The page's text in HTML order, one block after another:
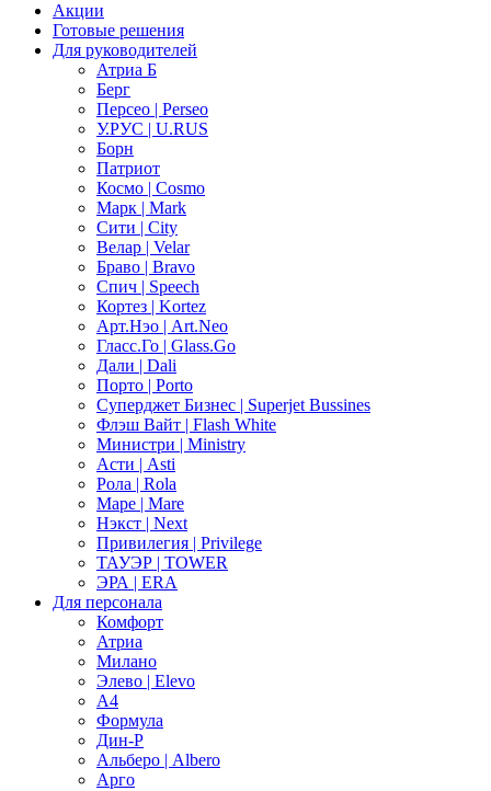
Акции
Готовые решения
Для руководителей
Атриа Б
Берг
Персео | Perseo
У.РУС | U.RUS
Борн
Патриот
Космо | Cosmo
Марк | Mark
Сити | City
Велар | Velar
Браво | Bravo
Спич | Speech
Кортез | Kortez
Арт.Нэо | Art.Neo
Гласс.Го | Glass.Go
Дали | Dali
Порто | Porto
Суперджет Бизнес | Superjet Bussines
Флэш Вайт | Flash White
Министри | Ministry
Асти | Asti
Рола | Rola
Маре | Mare
Нэкст | Next
Привилегия | Privilege
ТАУЭР | TOWER
ЭРА | ERA
Для персонала
Комфорт
Атриа
Милано
Элево | Elevo
А4
Формула
Дин-Р
Альберо | Albero
Арго